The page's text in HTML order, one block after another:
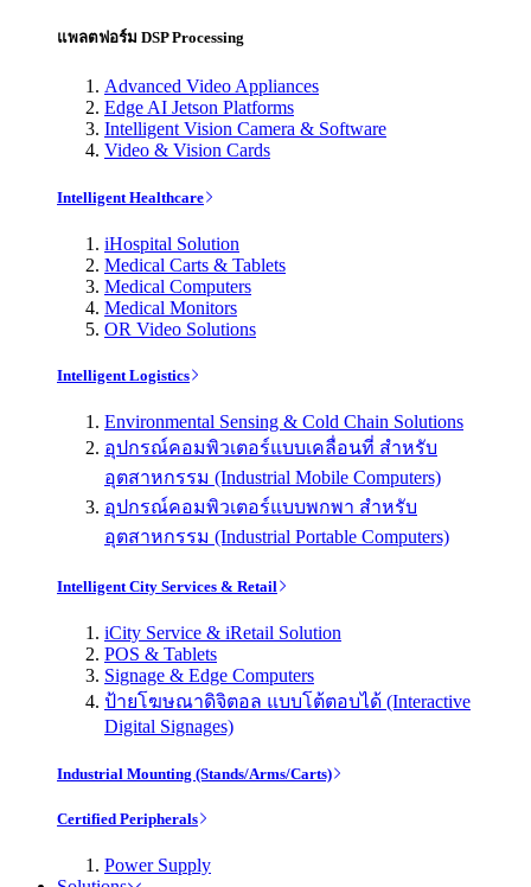
แพลตฟอร์ม DSP Processing
Advanced Video Appliances
Edge AI Jetson Platforms
Intelligent Vision Camera & Software
Video & Vision Cards
Intelligent Healthcare
iHospital Solution
Medical Carts & Tablets
Medical Computers
Medical Monitors
OR Video Solutions
Intelligent Logistics
Environmental Sensing & Cold Chain Solutions
อุปกรณ์คอมพิวเตอร์แบบเคลื่อนที่ สำหรับ
อุตสาหกรรม (Industrial Mobile Computers)
อุปกรณ์คอมพิวเตอร์แบบพกพา สำหรับ
อุตสาหกรรม (Industrial Portable Computers)
Intelligent City Services & Retail
iCity Service & iRetail Solution
POS & Tablets
Signage & Edge Computers
ป้ายโฆษณาดิจิตอล แบบโต้ตอบได้ (Interactive
Digital Signages)
Industrial Mounting (Stands/Arms/Carts)
Certified Peripherals
Power Supply